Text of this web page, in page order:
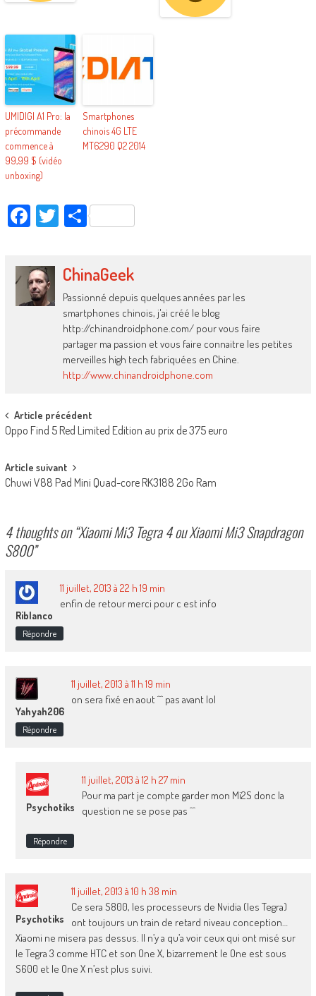
UMIDIGI A1 Pro: la
précommande
commence à
99,99 $ (vidéo
unboxing)
Smartphones
chinois 4G LTE
MT6290 Q2 2014
Facebook
TwitterPartager
ChinaGeek
Passionné depuis quelques années par les
smartphones chinois, j'ai créé le blog
http://chinandroidphone.com/ pour vous faire
partager ma passion et vous faire connaitre les petites
merveilles high tech fabriquées en Chine.
http://www.chinandroidphone.com
Post
navigation
Article précédent
Oppo Find 5 Red Limited Edition au prix de 375 euro
Article suivant
Chuwi V88 Pad Mini Quad-core RK3188 2Go Ram
4 thoughts on “Xiaomi Mi3 Tegra 4 ou Xiaomi Mi3 Snapdragon
S800”
Riblanco
11 juillet, 2013 à 22 h 19 min
enfin de retour merci pour c est info
Répondre
Yahyah206
11 juillet, 2013 à 11 h 19 min
on sera fixé en aout ^^ pas avant lol
Répondre
Psychotiks
11 juillet, 2013 à 12 h 27 min
Pour ma part je compte garder mon Mi2S donc la
question ne se pose pas ^^
Répondre
Psychotiks
11 juillet, 2013 à 10 h 38 min
Ce sera S800, les processeurs de Nvidia (les Tegra)
ont toujours un train de retard niveau conception…
Xiaomi ne misera pas dessus. Il n’y a qu’a voir ceux qui ont misé sur
le Tegra 3 comme HTC et son One X, bizarrement le One est sous
S600 et le One X n’est plus suivi.